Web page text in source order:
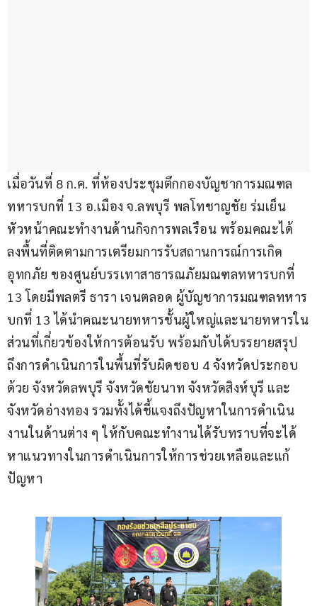
เมื่อวันที่ 8 ก.ค. ที่ห้องประชุมตึกกองบัญชาการมณฑล
ทหารบกที่ 13 อ.เมือง จ.ลพบุรี พลโทชาญชัย ร่มเย็น
หัวหน้าคณะทำงานด้านกิจการพลเรือน พร้อมคณะได้
ลงพื้นที่ติดตามการเตรียมการรับสถานการณ์การเกิด
อุทกภัย ของศูนย์บรรเทาสาธารณภัยมณฑลทหารบกที่
13 โดยมีพลตรี ธารา เจนตลอด ผู้บัญชาการมณฑลทหาร
บกที่ 13 ได้นำคณะนายทหารชั้นผู้ใหญ่และนายทหารใน
ส่วนที่เกี่ยวข้องให้การต้อนรับ พร้อมกับได้บรรยายสรุป
ถึงการดำเนินการในพื้นที่รับผิดชอบ 4 จังหวัดประกอบ
ด้วย จังหวัดลพบุรี จังหวัดชัยนาท จังหวัดสิงห์บุรี และ
จังหวัดอ่างทอง รวมทั้งได้ชี้แจงถึงปัญหาในการดำเนิน
งานในด้านต่าง ๆ ให้กับคณะทำงานได้รับทราบที่จะได้
หาแนวทางในการดำเนินการให้การช่วยเหลือและแก้
ปัญหา